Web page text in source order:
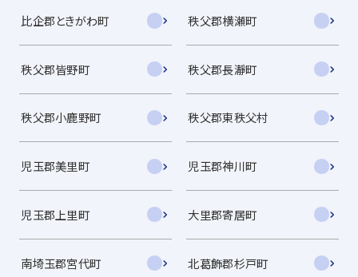
比企郡ときがわ町 秩父郡横瀬町
秩父郡皆野町 秩父郡長瀞町
秩父郡小鹿野町 秩父郡東秩父村
児玉郡美里町 児玉郡神川町
児玉郡上里町 大里郡寄居町
南埼玉郡宮代町 北葛飾郡杉戸町